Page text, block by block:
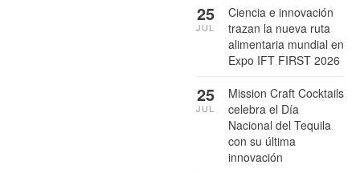
Ciencia e innovación
trazan la nueva ruta
alimentaria mundial en
Expo IFT FIRST 2026
25
JUL
Mission Craft Cocktails
celebra el Día
Nacional del Tequila
con su última
innovación
25
JUL